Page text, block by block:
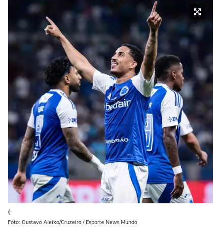
(
Foto: Gustavo Aleixo/Cruzeiro / Esporte News Mundo